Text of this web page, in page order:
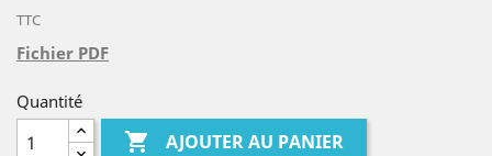
TTC
Fichier PDF
Quantité
 AJOUTER AU PANIER